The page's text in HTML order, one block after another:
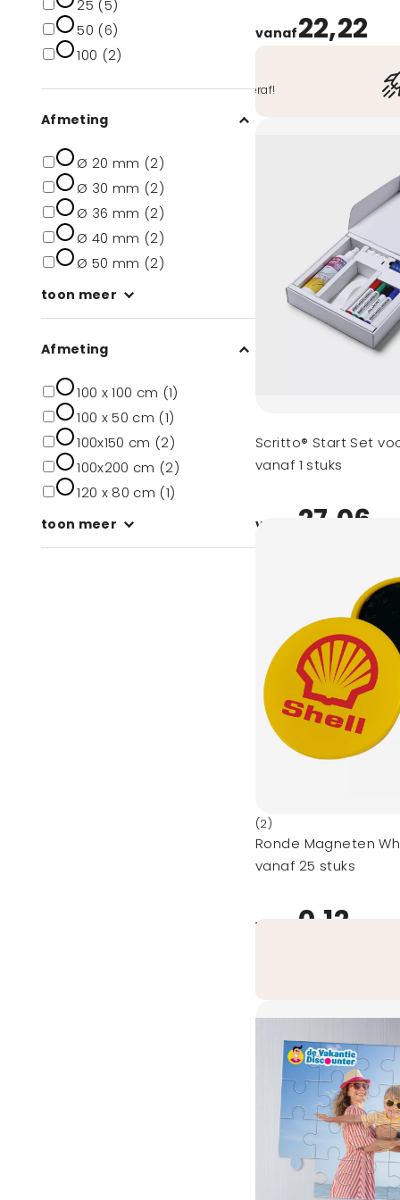
25 (5)
50 (6)
100 (2)
Afmeting
Ø 20 mm (2)
Ø 30 mm (2)
Ø 36 mm (2)
Ø 40 mm (2)
Ø 50 mm (2)
toon meer
Afmeting
100 x 100 cm (1)
100 x 50 cm (1)
100x150 cm (2)
100x200 cm (2)
120 x 80 cm (1)
toon meer
vanaf22,22
O.a. iDeal, Bancontact, ook achteraf!
Scritto® Start Set
vanaf 1 stuks
vanaf 27,06
(2)
Ronde Magneten
vanaf 25 stuks
vanaf 0,12